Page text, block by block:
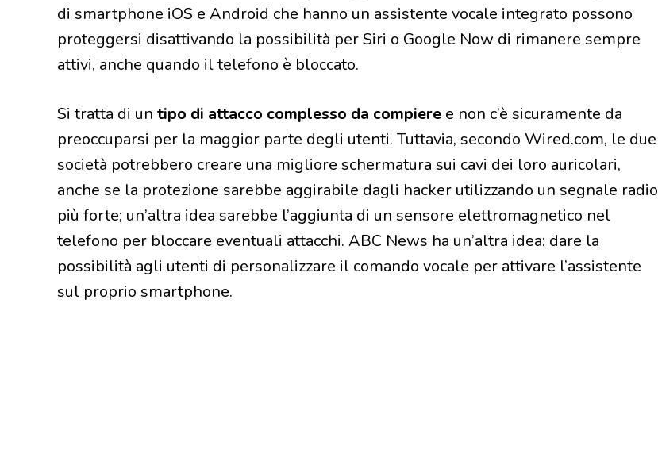
di smartphone iOS e Android che hanno un assistente vocale integrato possono
proteggersi disattivando la possibilità per Siri o Google Now di rimanere sempre
attivi, anche quando il telefono è bloccato.
Si tratta di un tipo di attacco complesso da compiere e non c’è sicuramente da
preoccuparsi per la maggior parte degli utenti. Tuttavia, secondo Wired.com, le due
società potrebbero creare una migliore schermatura sui cavi dei loro auricolari,
anche se la protezione sarebbe aggirabile dagli hacker utilizzando un segnale radio
più forte; un’altra idea sarebbe l’aggiunta di un sensore elettromagnetico nel
telefono per bloccare eventuali attacchi. ABC News ha un’altra idea: dare la
possibilità agli utenti di personalizzare il comando vocale per attivare l’assistente
sul proprio smartphone.